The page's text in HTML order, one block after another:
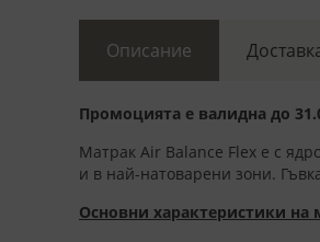
Описание
Промоцията е валидна до
Матрак Air Balance Flex е с
и в най-натоварени зони.
Основни характеристики на